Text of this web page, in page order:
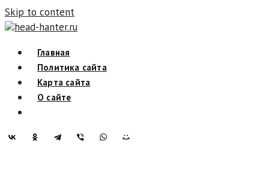
Skip to content
head-hanter.ru
Главная
Политика сайта
Карта сайта
О сайте